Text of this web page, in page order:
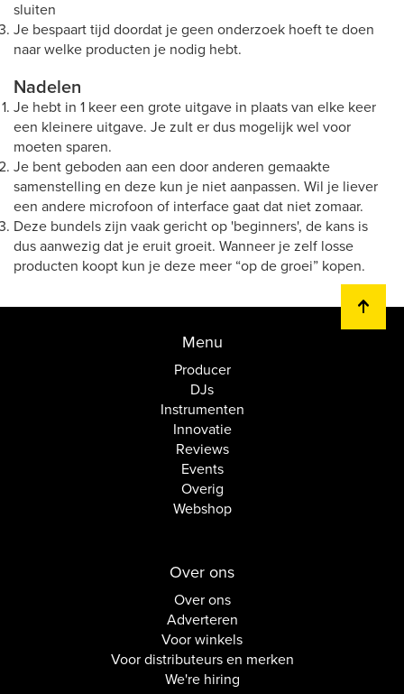
sluiten
Je bespaart tijd doordat je geen onderzoek hoeft te doen
naar welke producten je nodig hebt.
Nadelen
Je hebt in 1 keer een grote uitgave in plaats van elke keer
een kleinere uitgave. Je zult er dus mogelijk wel voor
moeten sparen.
Je bent geboden aan een door anderen gemaakte
samenstelling en deze kun je niet aanpassen. Wil je liever
een andere microfoon of interface gaat dat niet zomaar.
Deze bundels zijn vaak gericht op 'beginners', de kans is
dus aanwezig dat je eruit groeit. Wanneer je zelf losse
producten koopt kun je deze meer “op de groei” kopen.
Menu
Producer
DJs
Instrumenten
Innovatie
Reviews
Events
Overig
Webshop
Over ons
Over ons
Adverteren
Voor winkels
Voor distributeurs en merken
We're hiring